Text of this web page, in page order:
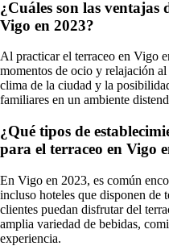
¿Cuáles son las ventajas
Vigo en 2023?
Al practicar el terraceo en Vigo
momentos de ocio y relajación
clima de la ciudad y la
familiares en un ambiente
¿Qué tipos de
para el terraceo en Vigo
En Vigo en 2023, es común
incluso hoteles que disponen de
clientes puedan disfrutar del
amplia variedad de bebidas,
experiencia.